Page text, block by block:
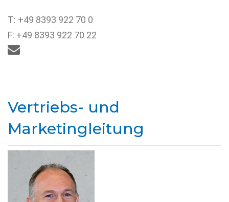
T: +49 8393 922 70 0
F: +49 8393 922 70 22

Vertriebs- und
Marketingleitung